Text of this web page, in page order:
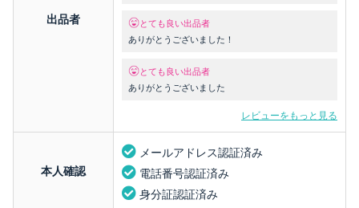
出品者
とても良い出品者
ありがとうございました！
とても良い出品者
ありがとうございました
レビューをもっと見る
本人確認
メールアドレス認証済み
電話番号認証済み
身分証認証済み